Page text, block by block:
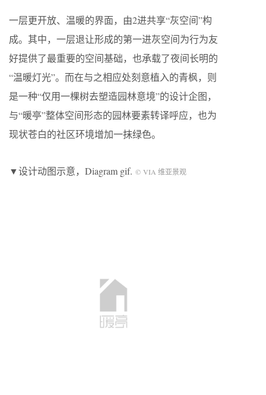
一层更开放、温暖的界面，由2进共享“灰空间”构
成。其中，一层退让形成的第一进灰空间为行为友
好提供了最重要的空间基础，也承载了夜间长明的
“温暖灯光”。而在与之相应处刻意植入的青枫，则
是一种“仅用一棵树去塑造园林意境”的设计企图，
与“暖亭”整体空间形态的园林要素转译呼应，也为
现状苍白的社区环境增加一抹绿色。
▼设计动图示意，Diagram gif. © VIA 维亚景观